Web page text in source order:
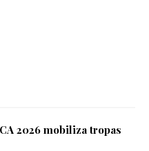
2026 mobiliza tropas